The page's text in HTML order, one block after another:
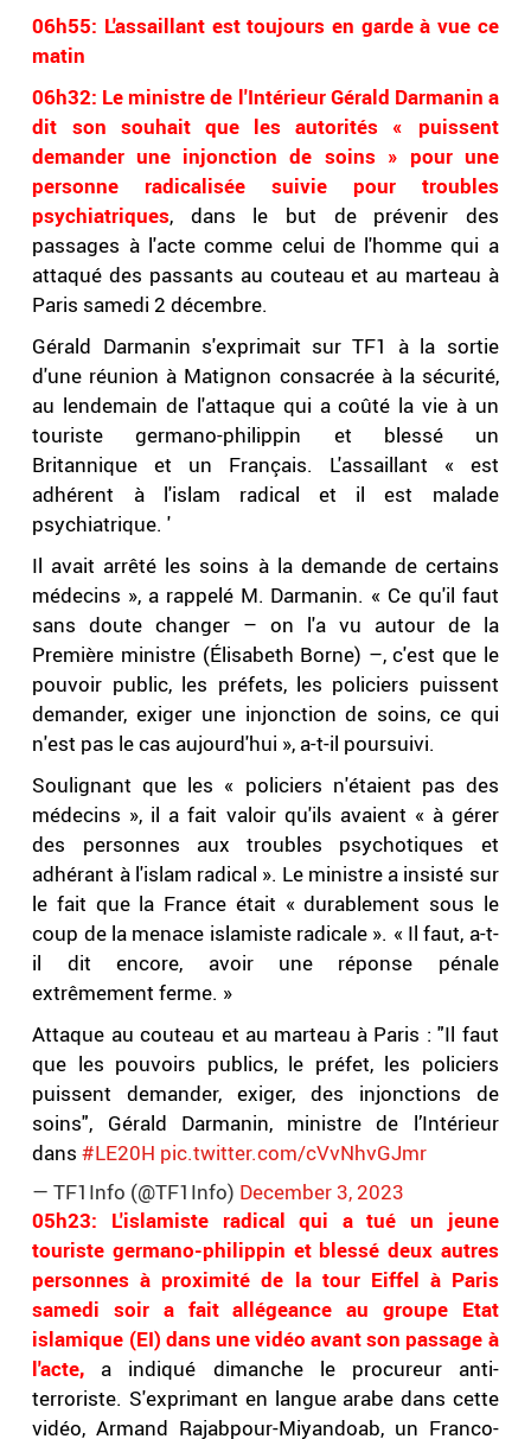
06h55: L'assaillant est toujours en garde à vue ce
matin
06h32: Le ministre de l'Intérieur Gérald Darmanin a
dit son souhait que les autorités « puissent
demander une injonction de soins » pour une
personne radicalisée suivie pour troubles
psychiatriques, dans le but de prévenir des
passages à l'acte comme celui de l'homme qui a
attaqué des passants au couteau et au marteau à
Paris samedi 2 décembre.
Gérald Darmanin s'exprimait sur TF1 à la sortie
d'une réunion à Matignon consacrée à la sécurité,
au lendemain de l'attaque qui a coûté la vie à un
touriste germano-philippin et blessé un
Britannique et un Français. L'assaillant « est
adhérent à l'islam radical et il est malade
psychiatrique. '
Il avait arrêté les soins à la demande de certains
médecins », a rappelé M. Darmanin. « Ce qu'il faut
sans doute changer – on l'a vu autour de la
Première ministre (Élisabeth Borne) –, c'est que le
pouvoir public, les préfets, les policiers puissent
demander, exiger une injonction de soins, ce qui
n'est pas le cas aujourd'hui », a-t-il poursuivi.
Soulignant que les « policiers n'étaient pas des
médecins », il a fait valoir qu'ils avaient « à gérer
des personnes aux troubles psychotiques et
adhérant à l'islam radical ». Le ministre a insisté sur
le fait que la France était « durablement sous le
coup de la menace islamiste radicale ». « Il faut, a-t-
il dit encore, avoir une réponse pénale
extrêmement ferme. »
Attaque au couteau et au marteau à Paris : "Il faut
que les pouvoirs publics, le préfet, les policiers
puissent demander, exiger, des injonctions de
soins", Gérald Darmanin, ministre de l’Intérieur
dans#LE20H pic.twitter.com/cVvNhvGJmr
— TF1Info (@TF1Info) December 3, 2023
05h23: L'islamiste radical qui a tué un jeune
touriste germano-philippin et blessé deux autres
personnes à proximité de la tour Eiffel à Paris
samedi soir a fait allégeance au groupe Etat
islamique (EI) dans une vidéo avant son passage à
l'acte, a indiqué dimanche le procureur anti-
terroriste. S'exprimant en langue arabe dans cette
vidéo, Armand Rajabpour-Miyandoab, un Franco-